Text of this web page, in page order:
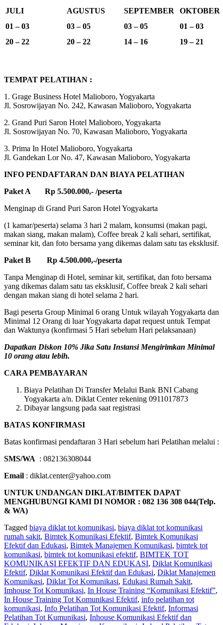
JULI AGUSTUS SEPTEMBER
OKTOBER
01 – 03
03 – 05 03 – 05
01 – 03
20 – 22
20 – 22 14 – 16 19 – 21
TEMPAT PELATIHAN :
1. Grage Business Hotel Malioboro, Yogyakarta
Jl. Sosrowijayan No. 242, Kawasan Malioboro, Yogyakarta
2. Grand Puri Saron Hotel Malioboro, Yogyakarta
Jl. Sosrowijayan No. 70, Kawasan Malioboro, Yogyakarta
3. Prima In Hotel Malioboro, Yogyakarta
Jl. Gandekan Lor No. 47, Kawasan Malioboro, Yogyakarta
INFO PENDAFTARAN DAN BIAYA PELATIHAN
Paket A Rp 5.500.000,- /peserta
Menginap di Grand Puri Saron Hotel Yogyakarta
(1 kamar/peserta) selama 3 hari 2 malam, konsumsi (makan pagi,
makan siang, makan malam), Coffee break 2 kali sehari, sertifikat,
seminar kit, dan foto bersama yang dikemas dalam satu tas eksklusif.
Paket B Rp 4.500.000,-/peserta
Tanpa Menginap di Hotel, seminar kit, sertifikat, dan foto bersama
yang dikemas dalam satu tas eksklusif, Coffee break 2 kali sehari
dengan makan siang di hotel selama 2 hari.
Bagi peserta Group Minimal 6 orang Untuk wilayah Yogyakarta dan
Minimal 12 Orang di luar Yogyakarta dapat request untuk Tempat
dan Waktunya (konfirmasi 5 Hari sebelum Hari pelaksanaan)
Dapatkan Diskon 10% Jika Satu Instansi Mengirimkan Minimal
10 orang atau lebih.
CARA PEMBAYARAN
Biaya Pelatihan Di Transfer Melalui Bank BNI Cabang
Yogyakarta a/n. Diklat Center rekening 0911017873
Dibayar langsung pada saat registrasi
BATAS KONFIRMASI
Batas konfirmasi pendaftaran 3 Hari sebelum hari Pelatihan melalui :
SMS/WA : 082136308044
Email : diklat.center@yahoo.com
UNTUK UNDANGAN DIKLAT/BIMTEK DAPAT
MENGHUBUNGI KAMI DI NOMOR : 082 136 308 044(Telp.
& WA)
Tagged biaya diklat tot komunikasi, biaya diklat tot komunikasi
rumah sakit, Bimtek Komunikasi Efektif, Bimtek Komunikasi
Efektif dan Edukasi, Bimtek Manajemen Komunikasi, bimtek tot
komunikasi, bimtek tot komunikasi efektif, BIMTEK TOT
KOMUNIKASI EFEKTIF DAN EDUKASI, Diklat Komunikasi
Efektif, Diklat Komunikasi Efektif dan Edukasi, Diklat Manajemen
Komunikasi, Diklat Tot Komunikasi, Edukasi Rumah Sakit,
Imhouse Tot Komunikasi, In House Training “Komunikasi Efektif”,
In House Training Tot Komunikasi Efektif, info pelatihan tot
komunikasi, Info Pelatihan Tot Komunikasi Efektif, Informasi
Pelatihan Tot Kumunikasi, Inhouse Komunikasi Efektif dan